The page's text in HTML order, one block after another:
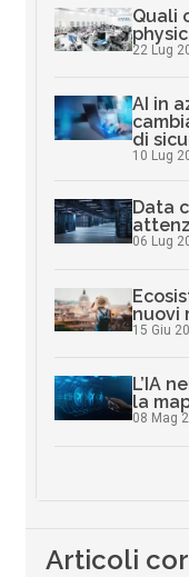
Quali
22 Lug
AI in
di
10 Lug
Data
06 Lug
nuovi
15 Giu
L’IA
la
08 Mag
Articoli